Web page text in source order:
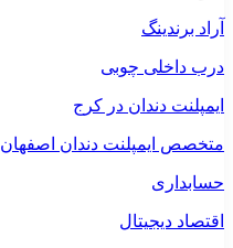
آراد برندینگ
درب داخلی چوبی
ایمپلنت دندان در کرج
متخصص ایمپلنت دندان اصفهان
حسابداری
اقتصاد دیجیتال